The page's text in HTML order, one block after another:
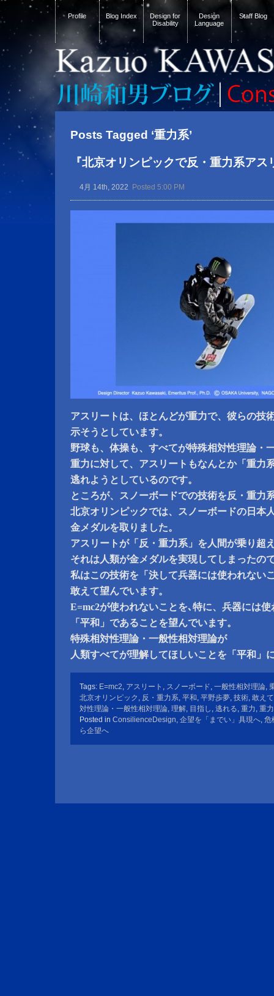
Profile Blog Index
Design for
Disability
Design
Language
Staff Blog
Posts Tagged ‘重力系’
『北京オリンピックで反・重力系アス
4月 14th, 2022 Posted 5:00 PM
アスリートは、ほとんどが重力で、彼らの技
示そうとしています。
野球も、体操も、すべてが特殊相対性理論・
重力に対して、アスリートもなんとか「重力
逃れようとしているのです。
ところが、スノーボードでの技術を反・重力
北京オリンピックでは、スノーボードの日本
金メダルを取りました。
アスリートが「反・重力系」を人間が乗り超
それは人類が金メダルを実現してしまったの
私はこの技術を「決して兵器には使われない
敢えて望んでいます。
E=mc2が使われないことを､特に、兵器には
「平和」であることを望んでいます。
特殊相対性理論・一般性相対理論が
人類すべてが理解してほしいことを「平和」
Tags: E=mc2, アスリート , スノーボード, 一般性相対理論,
北京オリンピック , 反・重力系, 平和, 平野歩夢, 技術, 敢えて
対性理論・一般性相対理論, 理解, 目指し , 逃れる, 重力, 重
Posted in ConsilienceDesign, 企望を「までい」具現へ, 危
ら企望へ